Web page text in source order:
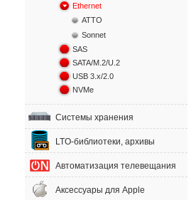
Ethernet
ATTO
Sonnet
SAS
SATA/M.2/U.2
USB 3.x/2.0
NVMe
Системы хранения
LTO-библиотеки, архивы
Автоматизация телевещания
Аксессуары для Apple